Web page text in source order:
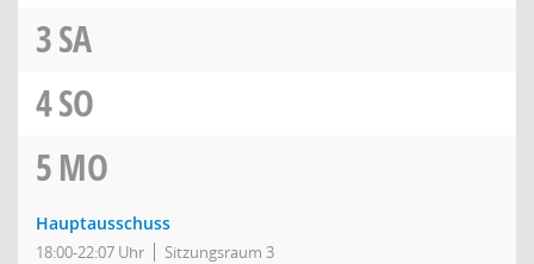
3SA
4SO
5MO
Hauptausschuss
18:00-22:07 Uhr Sitzungsraum 3